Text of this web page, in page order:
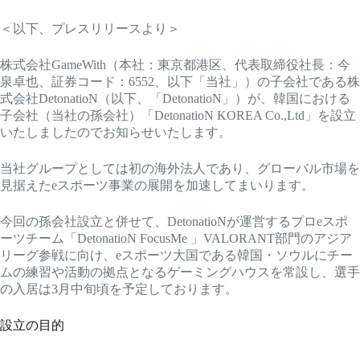
＜以下、プレスリリースより＞
株式会社GameWith（本社：東京都港区、代表取締役社長：今
泉卓也、証券コード：6552、以下「当社」）の子会社である株
式会社DetonatioN（以下、「DetonatioN」）が、韓国における
子会社（当社の孫会社）「DetonatioN KOREA Co.,Ltd」を設立
いたしましたのでお知らせいたします。
当社グループとしては初の海外法人であり、グローバル市場を
見据えたeスポーツ事業の展開を加速してまいります。
今回の孫会社設立と併せて、DetonatioNが運営するプロeスポ
ーツチーム「DetonatioN FocusMe 」VALORANT部門のアジア
リーグ参戦に向け、eスポーツ大国である韓国・ソウルにチー
ムの練習や活動の拠点となるゲーミングハウスを常設し、選手
の入居は3月中旬頃を予定しております。
設立の目的